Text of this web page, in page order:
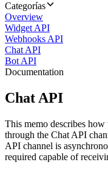
Categorías
Overview
Widget API
Webhooks API
Chat API
Bot API
Documentation
Chat API
This memo describes how
through the Chat API
API channel is
required capable of